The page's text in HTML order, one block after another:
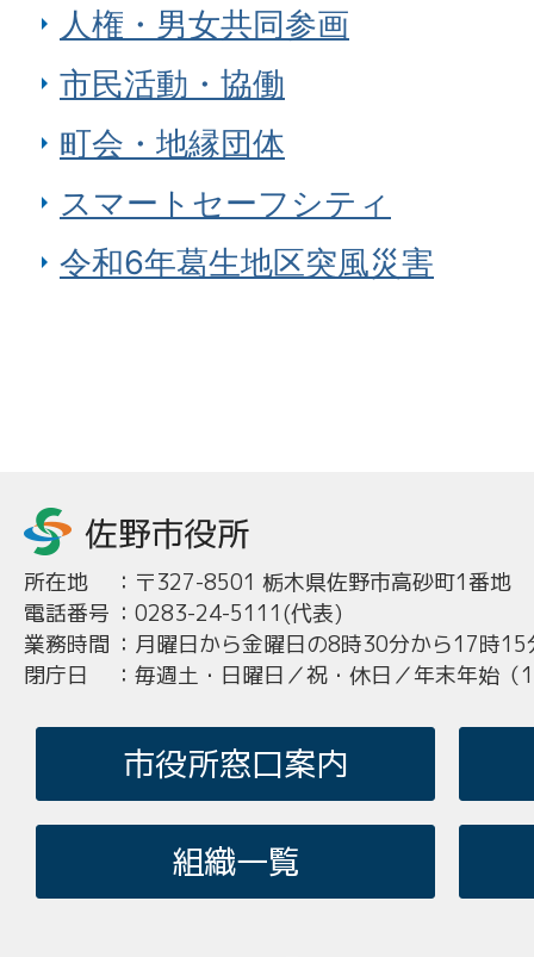
人権・男女共同参画
市民活動・協働
町会・地縁団体
スマートセーフシティ
令和6年葛生地区突風災害
所在地 ： 〒327-8501 栃木県佐野市高砂町1番地
電話番号 ： 0283-24-5111(代表)
業務時間 ： 月曜日から金曜日の8時30分から17時15
閉庁日
： 毎週土・日曜日／祝・休日／年末年始
市役所窓口案内
組織一覧